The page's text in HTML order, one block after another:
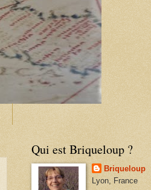
Qui est Briqueloup ?
Briqueloup
Lyon, France